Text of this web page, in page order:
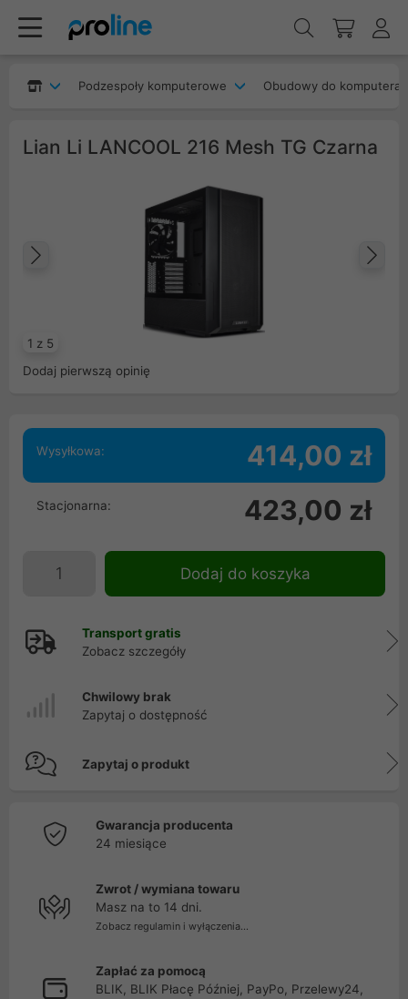
Podzespoły komputerowe Obudowy do komputera
Lian Li LANCOOL 216 Mesh TG Czarna
1 z 5
Poprzedni
Dodaj pierwszą opinię
Wysyłkowa: 414,00 zł
Stacjonarna: 423,00 zł
Dodaj do koszyka
Transport gratis
Zobacz szczegóły
Chwilowy brak
Zapytaj o dostępność
Zapytaj o produkt
Gwarancja producenta
24 miesiące
Zwrot / wymiana towaru
Masz na to 14 dni.
Zobacz regulamin i wyłączenia...
Zapłać za pomocą
BLIK, BLIK Płacę Później, PayPo, Przelewy24,